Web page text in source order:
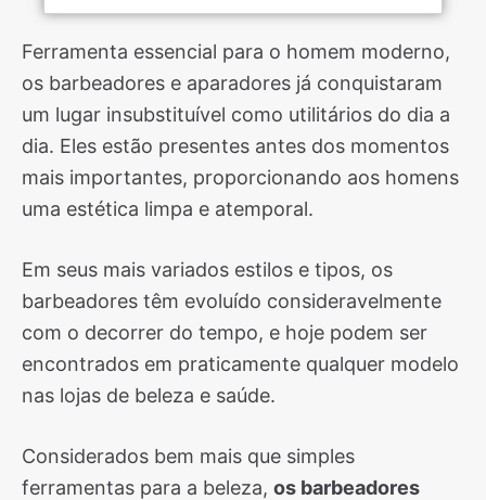
Ferramenta essencial para o homem moderno,
os barbeadores e aparadores já conquistaram
um lugar insubstituível como utilitários do dia a
dia. Eles estão presentes antes dos momentos
mais importantes, proporcionando aos homens
uma estética limpa e atemporal.
Em seus mais variados estilos e tipos, os
barbeadores têm evoluído consideravelmente
com o decorrer do tempo, e hoje podem ser
encontrados em praticamente qualquer modelo
nas lojas de beleza e saúde.
Considerados bem mais que simples
ferramentas para a beleza, os barbeadores